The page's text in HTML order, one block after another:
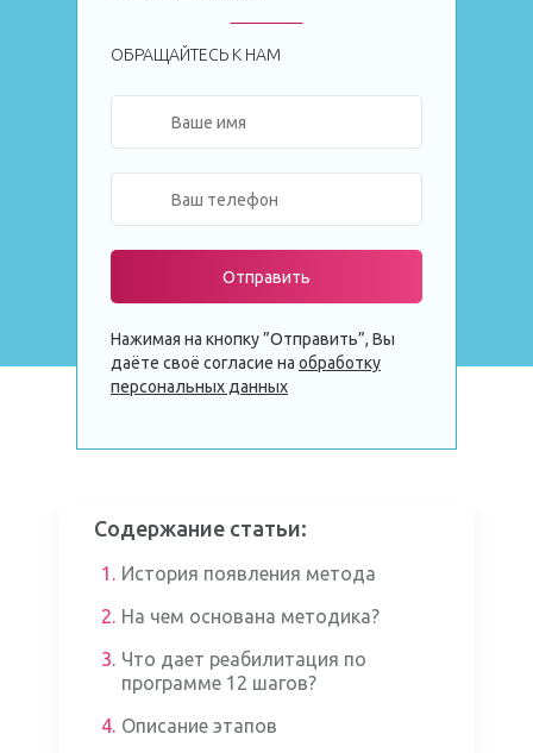
ОБРАЩАЙТЕСЬ К НАМ
Отправить
Нажимая на кнопку ”Отправить”, Вы
даёте своё согласие на обработку
персональных данных
Содержание статьи:
1. История появления метода
2. На чем основана методика?
3. Что дает реабилитация по
программе 12 шагов?
4. Описание этапов